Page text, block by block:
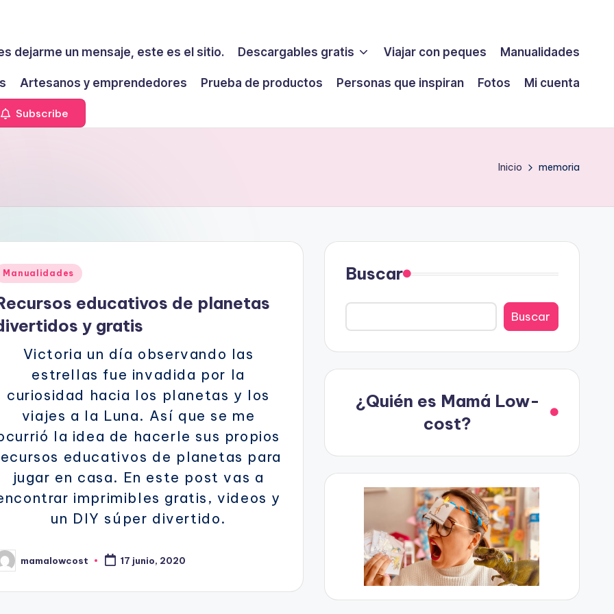
dejarme un mensaje, este es el sitio. Descargables gratis Viajar con peques Manualidades
Artesanos y emprendedores Prueba de productos Personas que inspiran Fotos Mi cuenta
Subscribe
Inicio memoria
Manualidades
educativos de planetas
y gratis
Victoria un día observando las
estrellas fue invadida por la
curiosidad hacia los planetas y los
viajes a la Luna. Así que se me
la idea de hacerle sus propios
educativos de planetas para
jugar en casa. En este post vas a
imprimibles gratis, videos y
un DIY súper divertido.
mamalowcost 17 junio, 2020
Buscar
Buscar
¿Quién es Mamá Low-
cost?